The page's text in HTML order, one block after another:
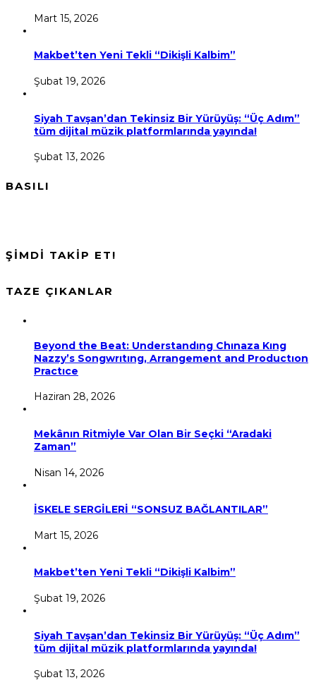
Mart 15, 2026
Makbet’ten Yeni Tekli “Dikişli Kalbim”
Şubat 19, 2026
Siyah Tavşan’dan Tekinsiz Bir Yürüyüş: “Üç Adım”
tüm dijital müzik platformlarında yayında!
Şubat 13, 2026
BASILI
ŞİMDİ TAKİP ET!
TAZE ÇIKANLAR
Beyond the Beat: Understandıng Chınaza Kıng
Nazzy’s Songwrıtıng, Arrangement and Productıon
Practıce
Haziran 28, 2026
Mekânın Ritmiyle Var Olan Bir Seçki “Aradaki
Zaman”
Nisan 14, 2026
İSKELE SERGİLERİ “SONSUZ BAĞLANTILAR”
Mart 15, 2026
Makbet’ten Yeni Tekli “Dikişli Kalbim”
Şubat 19, 2026
Siyah Tavşan’dan Tekinsiz Bir Yürüyüş: “Üç Adım”
tüm dijital müzik platformlarında yayında!
Şubat 13, 2026